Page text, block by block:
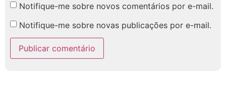
Notifique-me sobre novos comentários por e-mail.
Notifique-me sobre novas publicações por e-mail.